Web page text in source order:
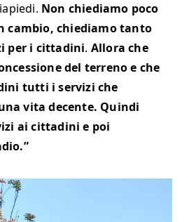
Non chiediamo poco
cambio, chiediamo tanto
per i cittadini. Allora che
del terreno e che
tutti i servizi che
vita decente. Quindi
ai cittadini e poi